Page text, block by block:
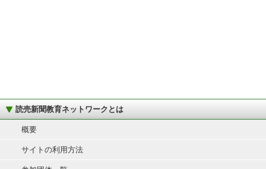
読売新聞教育ネットワークとは
概要
サイトの利用方法